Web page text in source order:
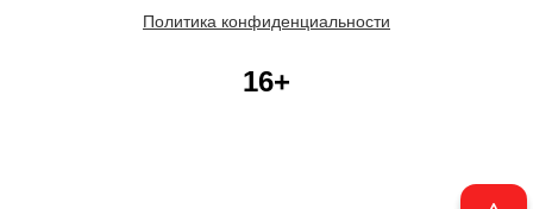
Политика конфиденциальности
16+